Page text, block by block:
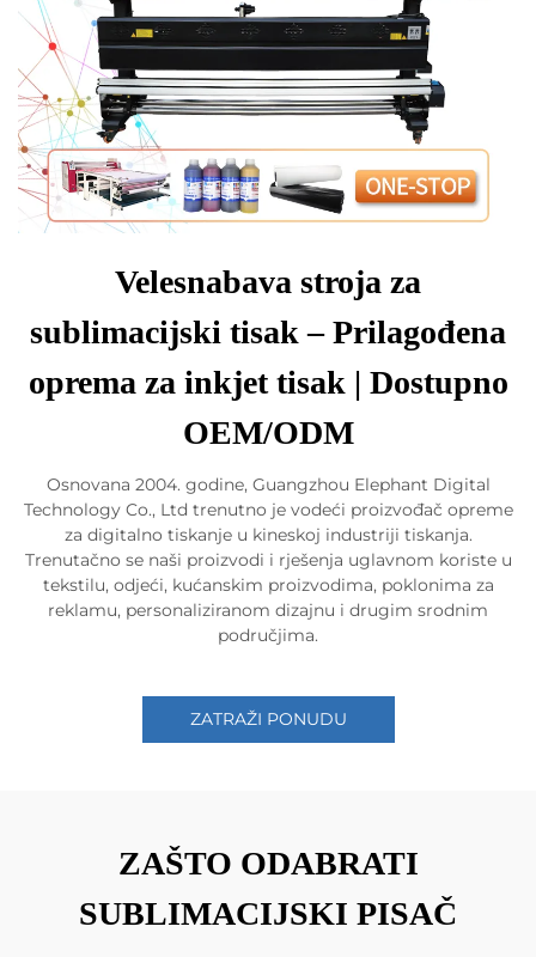
Velesnabava stroja za
sublimacijski tisak – Prilagođena
oprema za inkjet tisak | Dostupno
OEM/ODM
Osnovana 2004. godine, Guangzhou Elephant Digital
Technology Co., Ltd trenutno je vodeći proizvođač opreme
za digitalno tiskanje u kineskoj industriji tiskanja.
Trenutačno se naši proizvodi i rješenja uglavnom koriste u
tekstilu, odjeći, kućanskim proizvodima, poklonima za
reklamu, personaliziranom dizajnu i drugim srodnim
područjima.
ZATRAŽI PONUDU
ZAŠTO ODABRATI
SUBLIMACIJSKI PISAČ